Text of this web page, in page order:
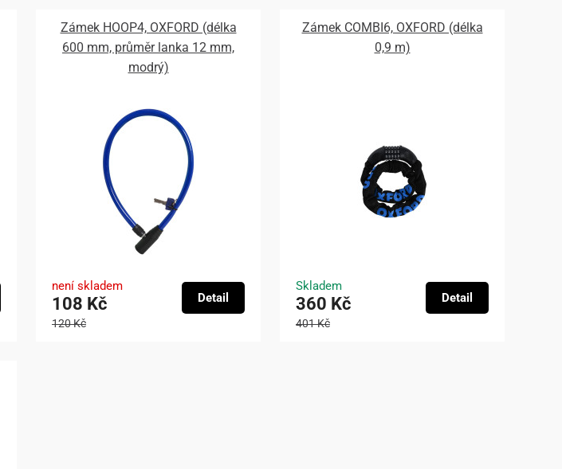
Zámek HOOP4, OXFORD (délka
600 mm, průměr lanka 12 mm,
modrý)
není skladem
108 Kč
120 Kč
Detail
Zámek COMBI6, OXFORD (délka
0,9 m)
Skladem
360 Kč
401 Kč
Detail